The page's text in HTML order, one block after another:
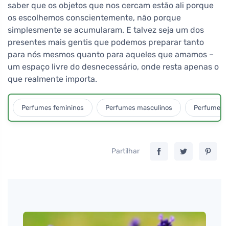
saber que os objetos que nos cercam estão ali porque
os escolhemos conscientemente, não porque
simplesmente se acumularam. E talvez seja um dos
presentes mais gentis que podemos preparar tanto
para nós mesmos quanto para aqueles que amamos –
um espaço livre do desnecessário, onde resta apenas o
que realmente importa.
Perfumes femininos Perfumes masculinos Perfumes
Partilhar